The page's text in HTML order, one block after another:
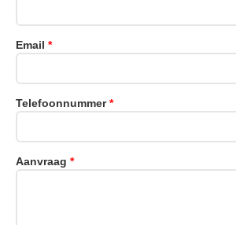
Email *
Telefoonnummer*
Aanvraag *